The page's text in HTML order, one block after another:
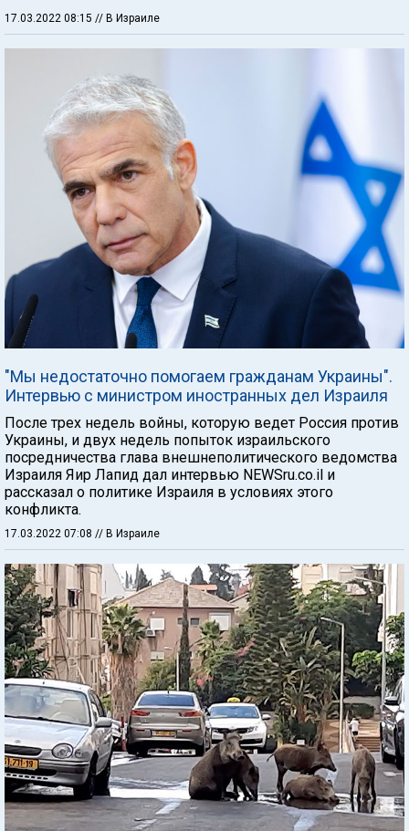
17.03.2022 08:15 // В Израиле
"Мы недостаточно помогаем гражданам Украины".
Интервью с министром иностранных дел Израиля
После трех недель войны, которую ведет Россия против
Украины, и двух недель попыток израильского
посредничества глава внешнеполитического ведомства
Израиля Яир Лапид дал интервью NEWSru.co.il и
рассказал о политике Израиля в условиях этого
конфликта.
17.03.2022 07:08 // В Израиле